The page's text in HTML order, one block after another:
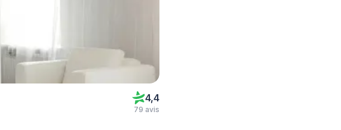
4,4
79 avis